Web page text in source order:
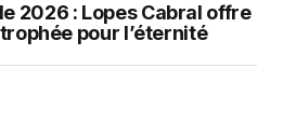
2026 : Lopes Cabral offre
pour l’éternité